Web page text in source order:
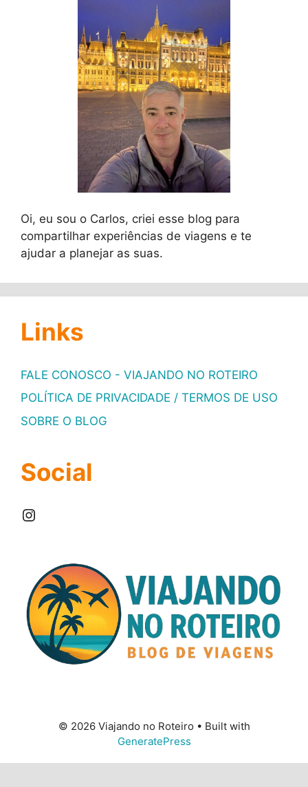
Oi, eu sou o Carlos, criei esse blog para
compartilhar experiências de viagens e te
ajudar a planejar as suas.
Links
FALE CONOSCO - VIAJANDO NO ROTEIRO
POLÍTICA DE PRIVACIDADE / TERMOS DE USO
SOBRE O BLOG
Social
Instagram
© 2026 Viajando no Roteiro • Built with
GeneratePress